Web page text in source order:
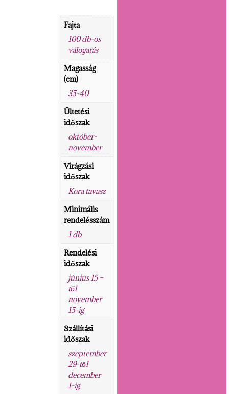
Fajta
100 db-os
válogatás
Magasság
(cm)
35-40
Ültetési
időszak
október-
november
Virágzási
időszak
Kora tavasz
Minimális
rendelésszám
1 db
Rendelési
időszak
június 15 –
től
november
15-ig
Szállítási
időszak
szeptember
29-től
december
1-ig